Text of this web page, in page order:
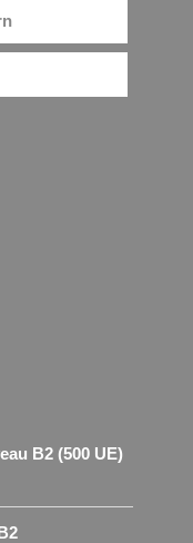
B2 (500 UE)